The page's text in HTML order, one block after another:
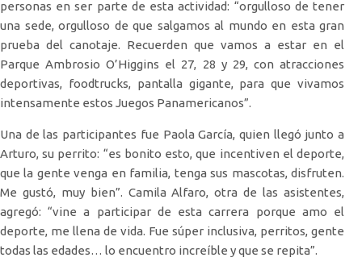
personas en ser parte de esta actividad: “orgulloso de tener
una sede, orgulloso de que salgamos al mundo en esta gran
prueba del canotaje. Recuerden que vamos a estar en el
Parque Ambrosio O’Higgins el 27, 28 y 29, con atracciones
deportivas, foodtrucks, pantalla gigante, para que vivamos
intensamente estos Juegos Panamericanos”.
Una de las participantes fue Paola García, quien llegó junto a
Arturo, su perrito: “es bonito esto, que incentiven el deporte,
que la gente venga en familia, tenga sus mascotas, disfruten.
Me gustó, muy bien”. Camila Alfaro, otra de las asistentes,
agregó: “vine a participar de esta carrera porque amo el
deporte, me llena de vida. Fue súper inclusiva, perritos, gente
todas las edades… lo encuentro increíble y que se repita”.